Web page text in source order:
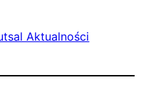
Aktualności